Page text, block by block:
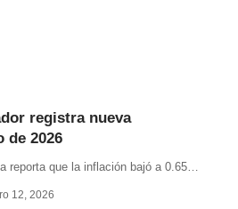
registra nueva
de 2026
reporta que la inflación bajó a 0.65…
12, 2026